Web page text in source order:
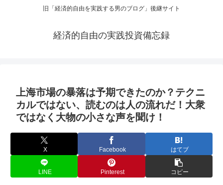
旧「経済的自由を実践する男のブログ」後継サイト
経済的自由の実践投資備忘録
上海市場の暴落は予期できたのか？テクニ
カルではない、読むのは人の流れだ！大衆
ではなく大物の小さな声を聞け！
X Facebook はてブ
LINE Pinterest コピー